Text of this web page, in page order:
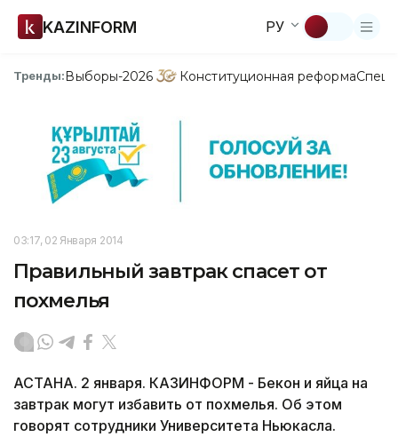
KAZINFORM РУ
Тренды:Выборы-2026 Конституционная реформа
03:17, 02 Января 2014
Правильный завтрак спасет от
похмелья
АСТАНА. 2 января. КАЗИНФОРМ - Бекон и яйца на
завтрак могут избавить от похмелья. Об этом
говорят сотрудники Университета Ньюкасла.